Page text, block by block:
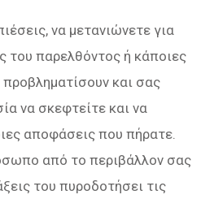
να μετανιώνετε για
του παρελθόντος ή κάποιες
και σας
να σκεφτείτε και να
αποφάσεις που πήρατε.
από το περιβάλλον σας
του πυροδοτήσει τις